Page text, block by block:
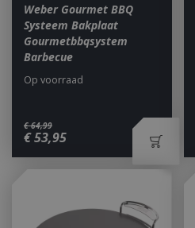
Weber Gourmet BBQ
Systeem Bakplaat
Gourmetbbqsystem
Barbecue
€ 64,99
€53,95
Op voorraad